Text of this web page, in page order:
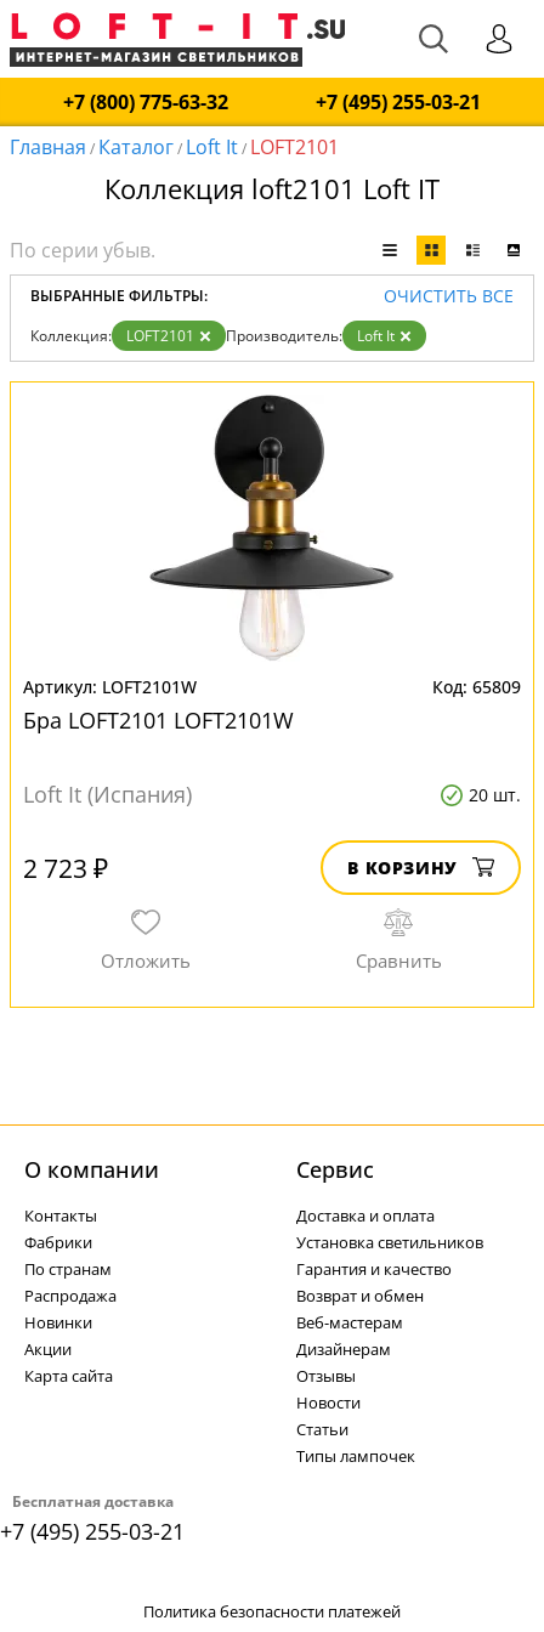
+7 (800) 775-63-32
+7 (495) 255-03-21
Главная / Каталог/ Loft It/ LOFT2101
Коллекция loft2101 Loft IT
ВЫБРАННЫЕ ФИЛЬТРЫ: ОЧИСТИТЬ ВСЕ
Коллекция: LOFT2101 Производитель: Loft It
LOFT2101W 65809
Бра LOFT2101 LOFT2101W
Loft It (Испания) 20 шт.
2 723 ₽ В КОРЗИНУ
Бесплатная доставка
+7 (495) 255-03-21
О компании
Контакты
Фабрики
По странам
Распродажа
Новинки
Акции
Карта сайта
Cервис
Доставка и оплата
Установка светильников
Гарантия и качество
Возврат и обмен
Веб-мастерам
Дизайнерам
Отзывы
Новости
Статьи
Типы лампочек
Политика безопасности платежей